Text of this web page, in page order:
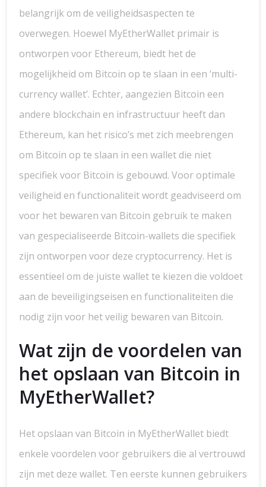
belangrijk om de veiligheidsaspecten te
overwegen. Hoewel MyEtherWallet primair is
ontworpen voor Ethereum, biedt het de
mogelijkheid om Bitcoin op te slaan in een ‘multi-
currency wallet’. Echter, aangezien Bitcoin een
andere blockchain en infrastructuur heeft dan
Ethereum, kan het risico’s met zich meebrengen
om Bitcoin op te slaan in een wallet die niet
specifiek voor Bitcoin is gebouwd. Voor optimale
veiligheid en functionaliteit wordt geadviseerd om
voor het bewaren van Bitcoin gebruik te maken
van gespecialiseerde Bitcoin-wallets die specifiek
zijn ontworpen voor deze cryptocurrency. Het is
essentieel om de juiste wallet te kiezen die voldoet
aan de beveiligingseisen en functionaliteiten die
nodig zijn voor het veilig bewaren van Bitcoin.
Wat zijn de voordelen van
het opslaan van Bitcoin in
MyEtherWallet?
Het opslaan van Bitcoin in MyEtherWallet biedt
enkele voordelen voor gebruikers die al vertrouwd
zijn met deze wallet. Ten eerste kunnen gebruikers